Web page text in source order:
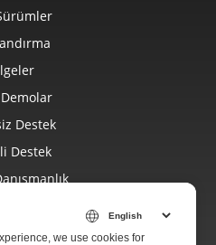
Demolar
Destek
Destek
Siteleri
we use cookies for